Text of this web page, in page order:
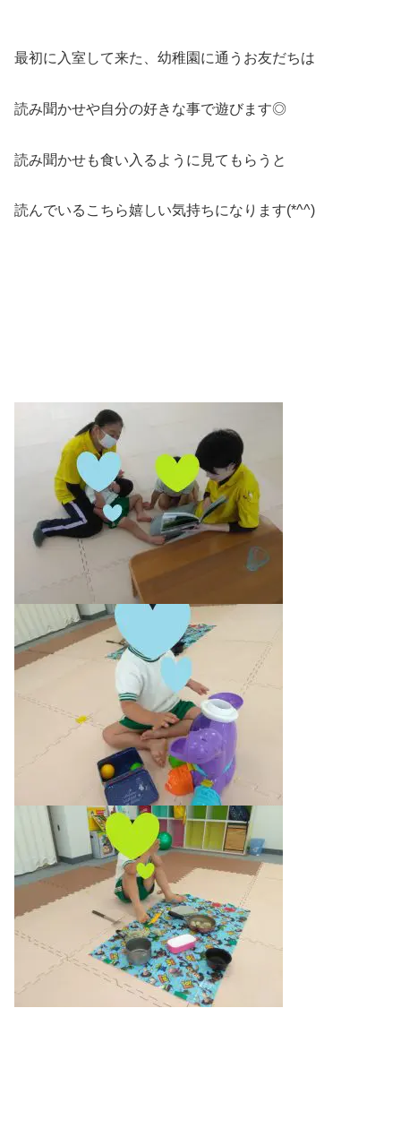
最初に入室して来た、幼稚園に通うお友だちは
読み聞かせや自分の好きな事で遊びます◎
読み聞かせも食い入るように見てもらうと
読んでいるこちら嬉しい気持ちになります(*^^)